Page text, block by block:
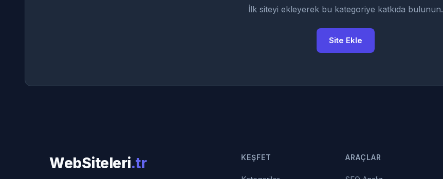
İlk siteyi ekleyerek bu kategoriye katkıda bulunun.
Site Ekle
WebSiteleri.tr KEŞFET ARAÇLAR